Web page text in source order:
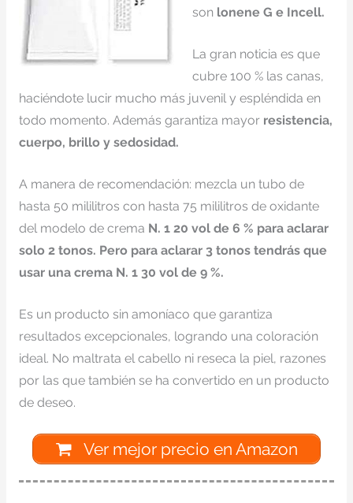
son lonene G e Incell.
La gran noticia es que
cubre 100 % las canas,
haciéndote lucir mucho más juvenil y espléndida en
todo momento. Además garantiza mayor resistencia,
cuerpo, brillo y sedosidad.
A manera de recomendación: mezcla un tubo de
hasta 50 mililitros con hasta 75 mililitros de oxidante
del modelo de crema N. 1 20 vol de 6 % para aclarar
solo 2 tonos. Pero para aclarar 3 tonos tendrás que
usar una crema N. 1 30 vol de 9 %.
Es un producto sin amoníaco que garantiza
resultados excepcionales, logrando una coloración
ideal. No maltrata el cabello ni reseca la piel, razones
por las que también se ha convertido en un producto
de deseo.
Ver mejor precio en Amazon